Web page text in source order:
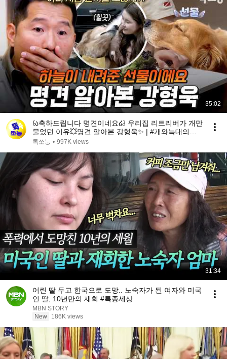
35:02
꒰ა축하드립니다 명견이네요໒꒱ 우리집 리트리버가 개만
물었던 이유💥명견 알아본 강형욱✨ | #개와늑대의시
간2 6회
톡쏘능 • 997K views
31:34
어린 딸 두고 한국으로 도망.. 노숙자가 된 여자와 미국
인 딸, 10년만의 재회 #특종세상
MBN STORY
New
186K views